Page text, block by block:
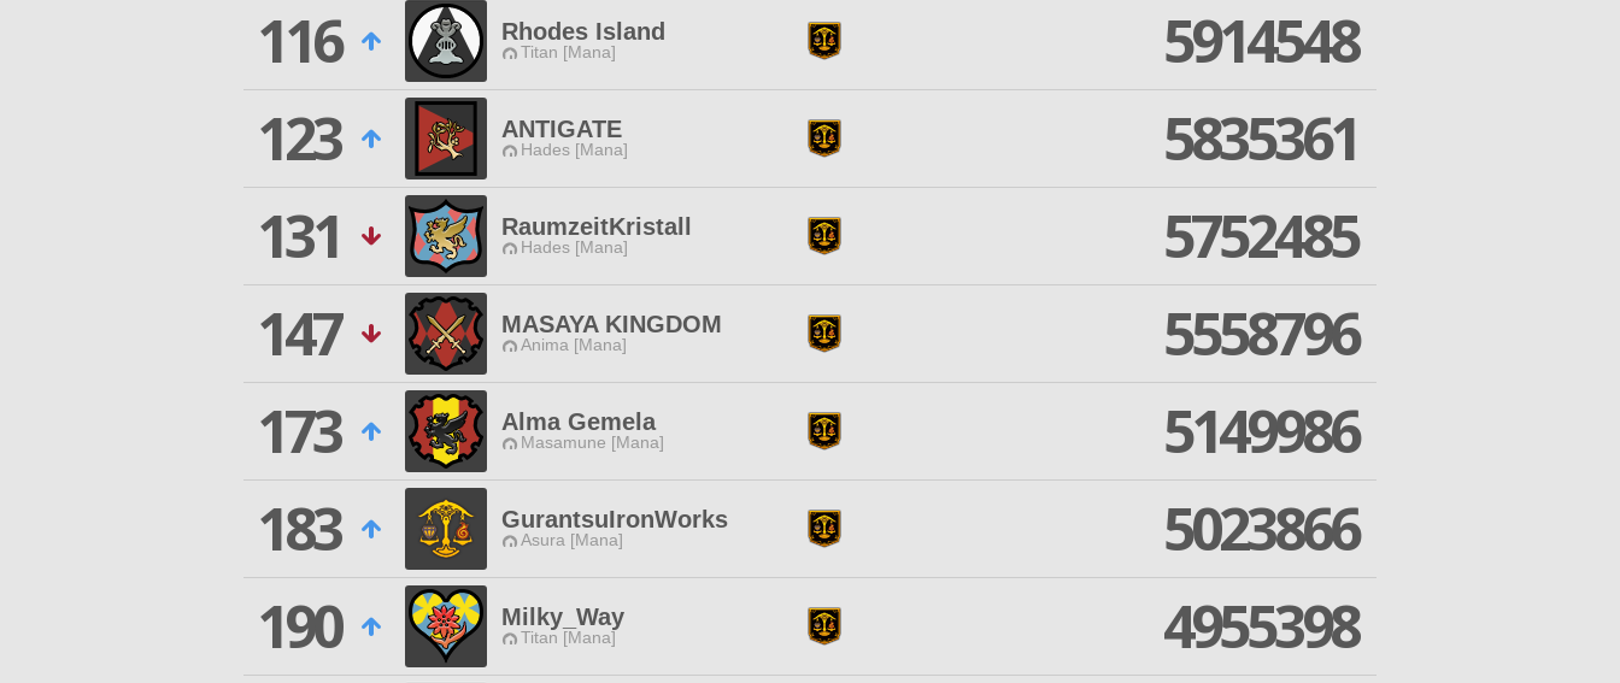
116
Rhodes Island
Titan [Mana]
5914548
123
ANTIGATE
Hades [Mana]
5835361
131
RaumzeitKristall
Hades [Mana]
5752485
147
MASAYA KINGDOM
Anima [Mana]
5558796
173
Alma Gemela
Masamune [Mana]
5149986
183
GurantsuIronWorks
Asura [Mana]
5023866
190
Milky_Way
Titan [Mana]
4955398